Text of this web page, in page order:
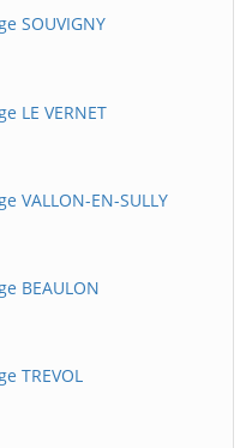
SOUVIGNY
LE VERNET
VALLON-EN-SULLY
BEAULON
TREVOL